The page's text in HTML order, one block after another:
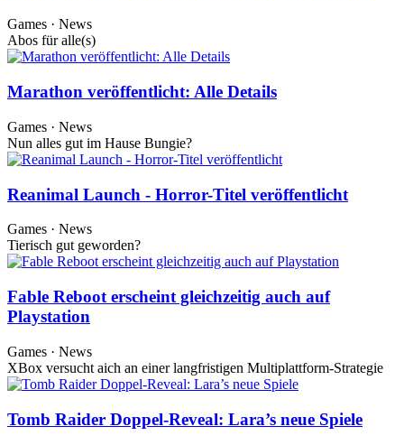
Games · News
Abos für alle(s)
Marathon veröffentlicht: Alle Details
Games · News
Nun alles gut im Hause Bungie?
Reanimal Launch - Horror-Titel veröffentlicht
Games · News
Tierisch gut geworden?
Fable Reboot erscheint gleichzeitig auch auf
Playstation
Games · News
XBox versucht aich an einer langfristigen Multiplattform-Strategie
Tomb Raider Doppel-Reveal: Lara’s neue Spiele